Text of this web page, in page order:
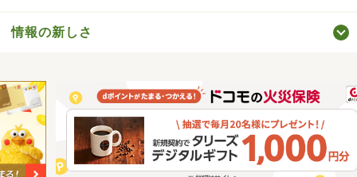
情報の新しさ